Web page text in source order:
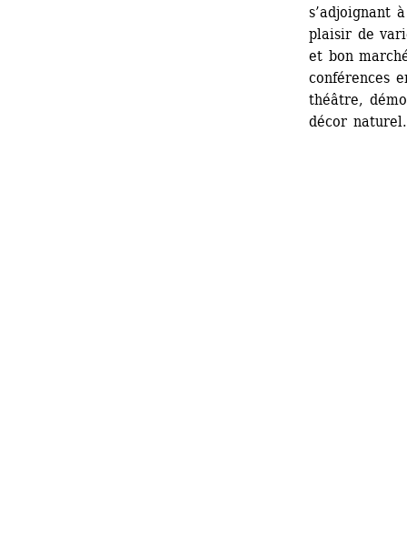
s’adjoignant
plaisir de
et bon
conférences
théâtre,
décor naturel.